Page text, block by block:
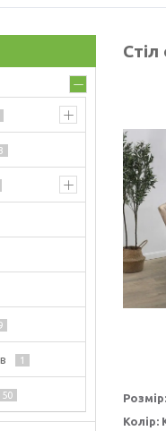
Розмір:
Колір:
1
50